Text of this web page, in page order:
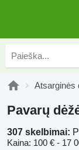
Atsarginės
Pavarų
307 skelbimai:
Kaina: 100 € - 17